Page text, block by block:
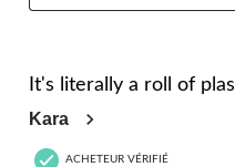
It's literally a roll of
Kara
ACHETEUR VÉRIFIÉ